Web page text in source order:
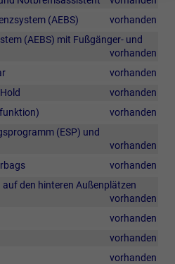
(AEBS)
vorhanden
(AEBS) mit Fußgänger- und
vorhanden
vorhanden
vorhanden
)
vorhanden
(ESP) und
vorhanden
vorhanden
den hinteren Außenplätzen
vorhanden
vorhanden
vorhanden
vorhanden